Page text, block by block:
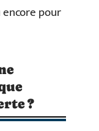
pour
?